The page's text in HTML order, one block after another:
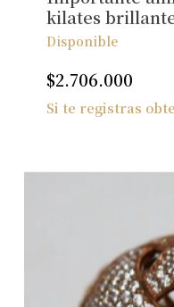
kilates
Disponible
$2.706.000
Si te registras